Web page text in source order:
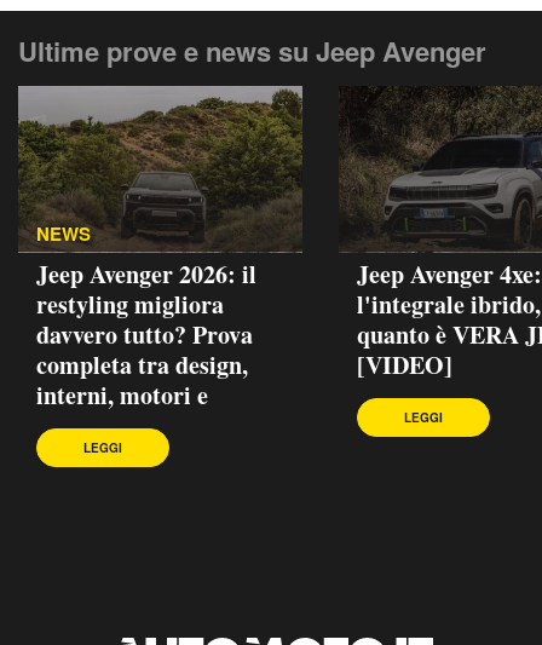
Ultime prove e news su Jeep Avenger
NEWS
Jeep Avenger 2026: il
restyling migliora
davvero tutto? Prova
completa tra design,
interni, motori e
LEGGI
Jeep Avenger 4xe:
l'integrale
quanto è VERA
[VIDEO]
LEGGI